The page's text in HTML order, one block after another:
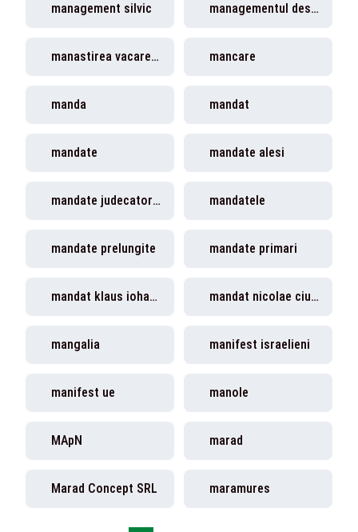
management silvic managementul deseurilor
manastirea vacarestii noi mancare
manda mandat
mandate mandate alesi
mandate judecatori ccr mandatele
mandate prelungite mandate primari
mandat klaus iohannis mandat nicolae ciuca
mangalia manifest israelieni
manifest ue manole
MApN marad
Marad Concept SRL maramures